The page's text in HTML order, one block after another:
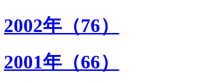
2002年（76）
2001年（66）